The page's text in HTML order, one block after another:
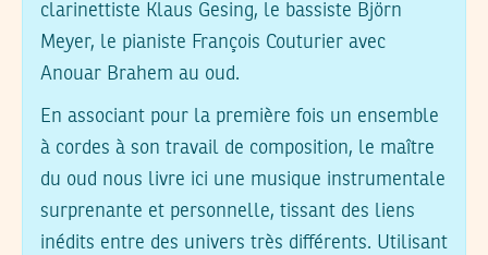
clarinettiste Klaus Gesing, le bassiste Björn
Meyer, le pianiste François Couturier avec
Anouar Brahem au oud.
En associant pour la première fois un ensemble
à cordes à son travail de composition, le maître
du oud nous livre ici une musique instrumentale
surprenante et personnelle, tissant des liens
inédits entre des univers très différents. Utilisant